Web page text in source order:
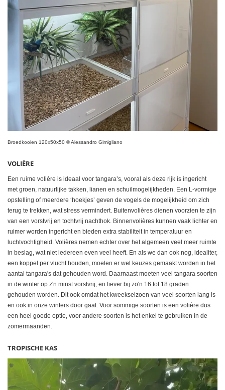
Broedkooien 120x50x50 © Alessandro Gimigliano
VOLIÈRE
Een ruime volière is ideaal voor tangara’s, vooral als deze rijk is ingericht
met groen, natuurlijke takken, lianen en schuilmogelijkheden. Een L-vormige
opstelling of meerdere ‘hoekjes’ geven de vogels de mogelijkheid om zich
terug te trekken, wat stress vermindert. Buitenvolières dienen voorzien te zijn
van een vorstvrij en tochtvrij nachthok. Binnenvolières kunnen vaak lichter en
ruimer worden ingericht en bieden extra stabiliteit in temperatuur en
luchtvochtigheid. Volières nemen echter over het algemeen veel meer ruimte
in beslag, wat niet iedereen even veel heeft. En als we dan ook nog, idealiter,
een koppel per vlucht houden, moeten er wel keuzes gemaakt worden in het
aantal tangara's dat gehouden word. Daarnaast moeten veel tangara soorten
in de winter op z'n minst vorstvrij, en liever bij zo'n 16 tot 18 graden
gehouden worden. Dit ook omdat het kweekseizoen van veel soorten lang is
en ook in onze winters door gaat. Voor sommige soorten is een volière dus
een heel goede optie, voor andere soorten is het enkel te gebruiken in de
zomermaanden.
TROPISCHE KAS